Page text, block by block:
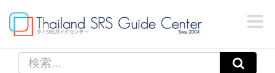
content